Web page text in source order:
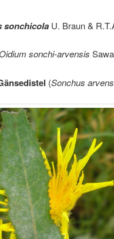
sonchicola U. Braun &
Oidium sonchi-arvensis
(Sonchus